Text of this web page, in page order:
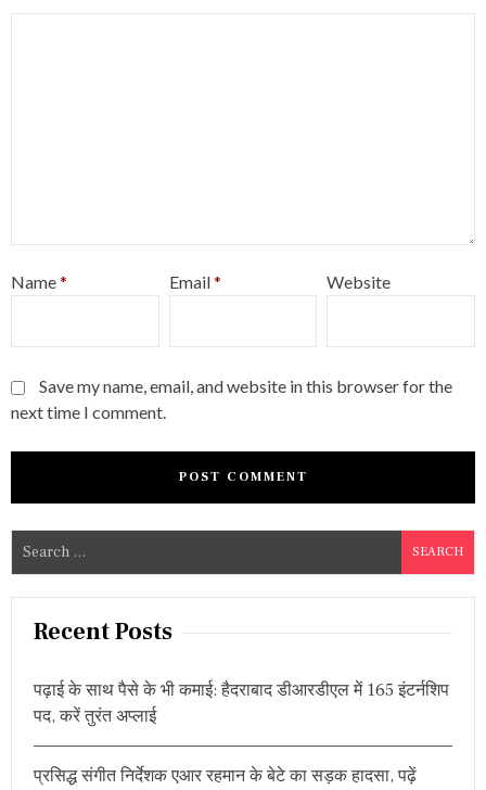
Name* Email* Website
Save my name, email, and website in this browser for the
next time I comment.
e
a
Recent Posts
पढ़ाई के साथ पैसे के भी कमाई: हैदराबाद डीआरडीएल में 165 इंटर्नशिप
पद, करें तुरंत अप्लाई
प्रसिद्ध संगीत निर्देशक एआर रहमान के बेटे का सड़क हादसा, पढ़ें